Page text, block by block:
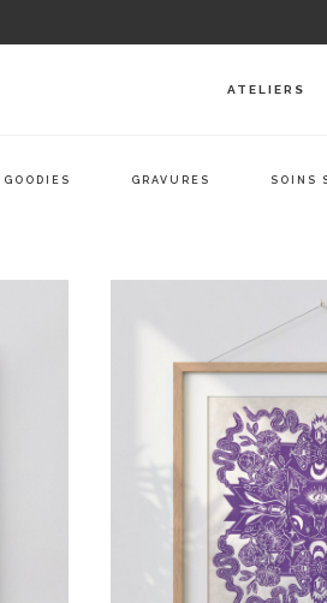
ATELIERS
GOODIES GRAVURES SOINS